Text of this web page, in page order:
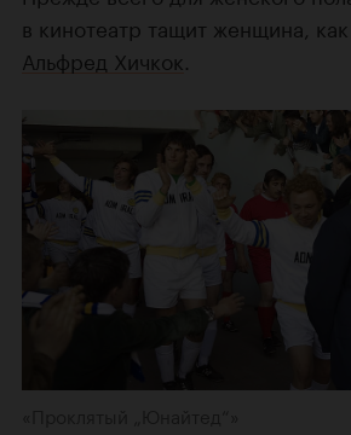
в кинотеатр тащит женщина,
Альфред Хичкок